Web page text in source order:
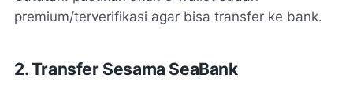
premium/terverifikasi agar bisa transfer ke bank.
2. Transfer Sesama SeaBank